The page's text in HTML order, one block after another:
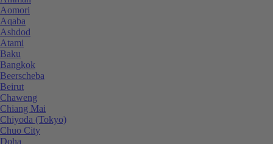
Aomori
Aqaba
Ashdod
Atami
Baku
Bangkok
Beerscheba
Beirut
Chaweng
Chiang Mai
Chiyoda (Tokyo)
Chuo City
Doha